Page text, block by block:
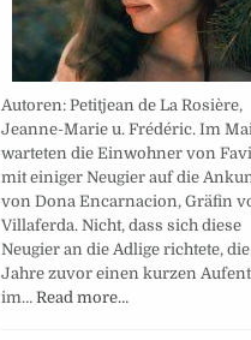
Autoren: Petitjean de La Rosière,
Jeanne-Marie u. Frédéric. Im
warteten die Einwohner von
mit einiger Neugier auf die
von Dona Encarnacion, Gräfin
Villaferda. Nicht, dass sich diese
Neugier an die Adlige richtete,
Jahre zuvor einen kurzen
im… Read more…